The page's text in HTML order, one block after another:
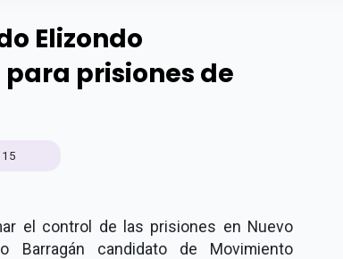
Elizondo
prisiones de
el control de las prisiones en Nuevo
Barragán candidato de Movimiento